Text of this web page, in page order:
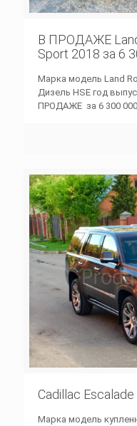
В ПРОДАЖЕ
Sport 2018 за 6
Марка модель Land
Дизель HSE год
ПРОДАЖЕ за 6 300
Cadillac
Марка модель